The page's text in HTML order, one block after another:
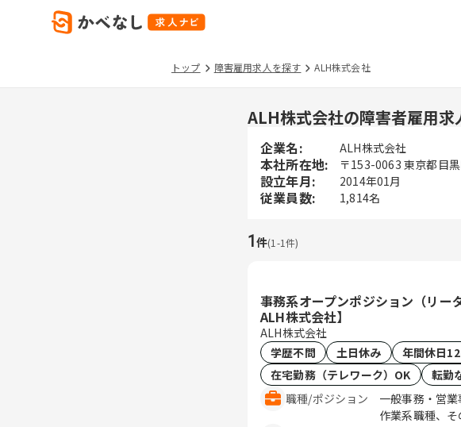
トップ 障害雇用求人を探す ALH株式会社
ALH株式会社の障害者雇用求
企業名: ALH株式会社
本社所在地: 〒153-0063 東京都目
設立年月: 2014年01月
従業員数: 1,814名
1 件(1 -1件)
事務系オープンポジション（リー
ALH株式会社】
ALH株式会社
学歴不問
土日休み
年間休日
在宅勤務（テレワーク）OK
転勤
職種/ポジション
一般事務・営
作業系職種、